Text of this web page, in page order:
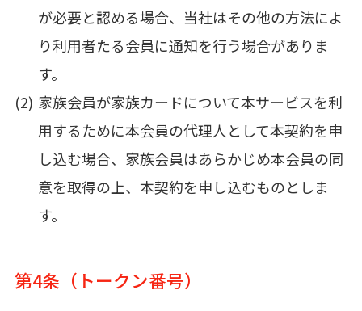
が必要と認める場合、当社はその他の方法によ
り利用者たる会員に通知を行う場合がありま
す。
家族会員が家族カードについて本サービスを利
用するために本会員の代理人として本契約を申
し込む場合、家族会員はあらかじめ本会員の同
意を取得の上、本契約を申し込むものとしま
す。
第4条（トークン番号）